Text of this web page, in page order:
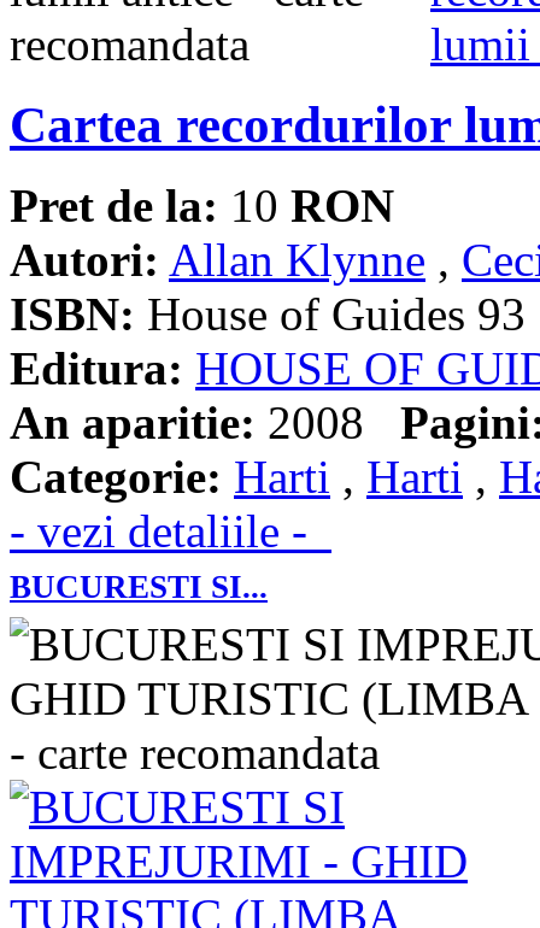
Cartea recordurilor
Pret de la: 10 RON
Autori: Allan Klynne ,
ISBN: House of Guides 93
Editura: HOUSE OF
An aparitie: 2008
Categorie: Harti , Harti ,
- vezi detaliile -
BUCURESTI SI...